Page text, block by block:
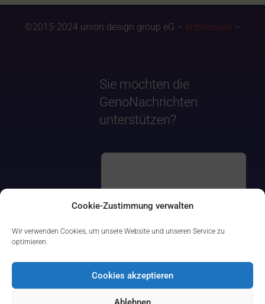
Cookie-Zustimmung verwalten
Wir verwenden Cookies, um unsere Website und unseren Service zu
optimieren.
Cookies akzeptieren
©2015-2024 union design group eG – Impressum –
Sie möchten die
GenoNachrichten
unterstützen?